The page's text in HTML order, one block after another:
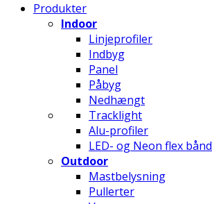
Produkter
Indoor
Linjeprofiler
Indbyg
Panel
Påbyg
Nedhængt
Tracklight
Alu-profiler
LED- og Neon flex bånd
Outdoor
Mastbelysning
Pullerter